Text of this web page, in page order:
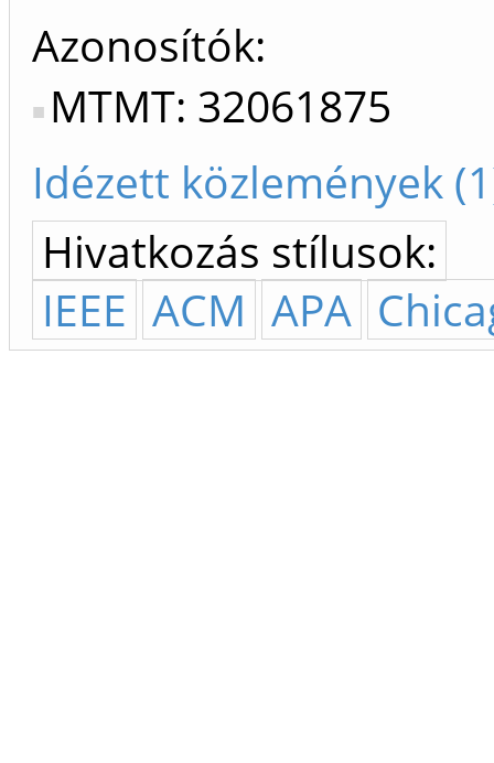
Azonosítók
MTMT: 32061875
Idézett közlemények
Hivatkozás stílusok:
IEEE ACM APA